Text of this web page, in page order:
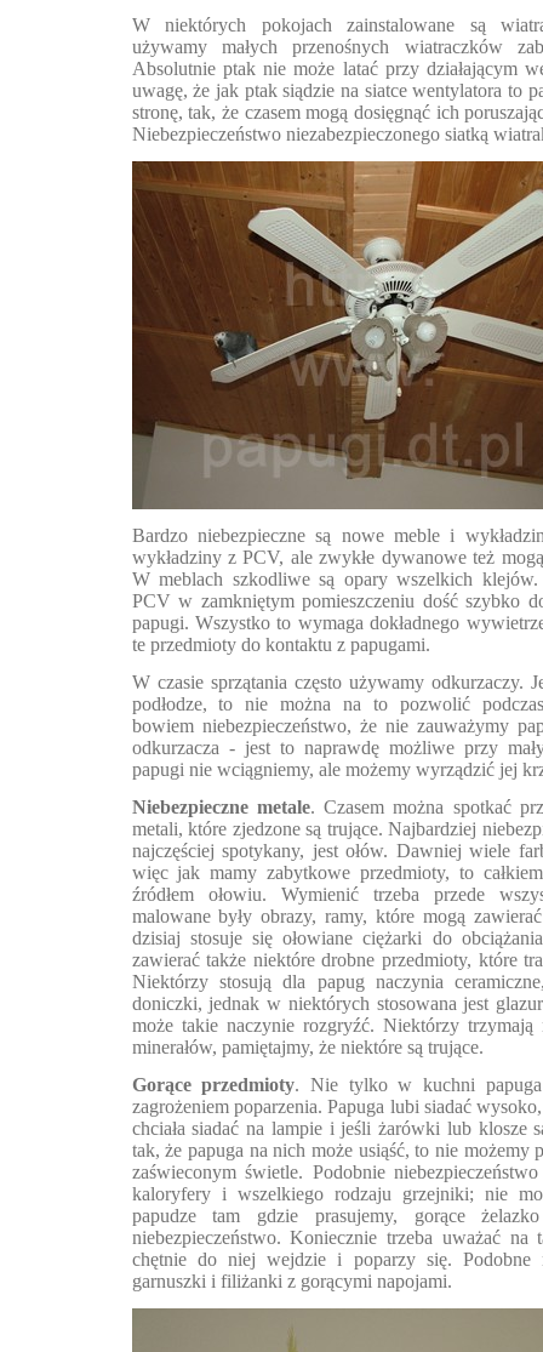
W niektórych pokojach zainstalowane są
używamy małych przenośnych wiatraczków
Absolutnie ptak nie może latać przy działającym
uwagę, że jak ptak siądzie na siatce wentylatora to
stronę, tak, że czasem mogą dosięgnąć ich
Niebezpieczeństwo niezabezpieczonego siatką
Bardzo niebezpieczne są nowe meble i
wykładziny z PCV, ale zwykłe dywanowe też
W meblach szkodliwe są opary wszelkich
PCV w zamkniętym pomieszczeniu dość szybko
papugi. Wszystko to wymaga dokładnego
te przedmioty do kontaktu z papugami.
W czasie sprzątania często używamy odkurzaczy.
podłodze, to nie można na to pozwolić
bowiem niebezpieczeństwo, że nie zauważymy
odkurzacza - jest to naprawdę możliwe przy
papugi nie wciągniemy, ale możemy wyrządzić jej
Niebezpieczne metale. Czasem można spotkać
metali, które zjedzone są trujące. Najbardziej
najczęściej spotykany, jest ołów. Dawniej wiele
więc jak mamy zabytkowe przedmioty, to
źródłem ołowiu. Wymienić trzeba przede
malowane były obrazy, ramy, które mogą
dzisiaj stosuje się ołowiane ciężarki do
zawierać także niektóre drobne przedmioty, które
Niektórzy stosują dla papug naczynia
doniczki, jednak w niektórych stosowana jest
może takie naczynie rozgryźć. Niektórzy
minerałów, pamiętajmy, że niektóre są trujące.
Gorące przedmioty. Nie tylko w kuchni
zagrożeniem poparzenia. Papuga lubi siadać
chciała siadać na lampie i jeśli żarówki lub klosze
tak, że papuga na nich może usiąść, to nie możemy
zaświeconym świetle. Podobnie
kaloryfery i wszelkiego rodzaju grzejniki; nie
papudze tam gdzie prasujemy, gorące
niebezpieczeństwo. Koniecznie trzeba uważać na
chętnie do niej wejdzie i poparzy się. Podobne
garnuszki i filiżanki z gorącymi napojami.